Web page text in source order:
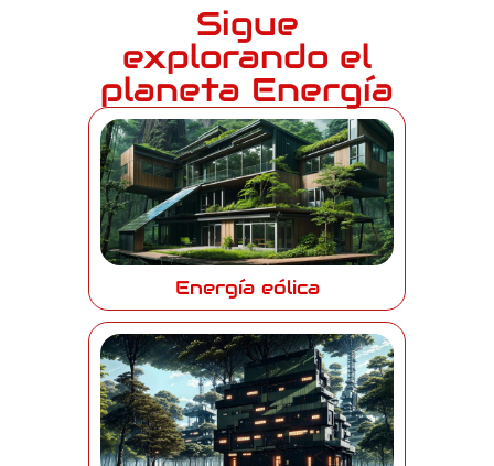
Sigue
explorando el
planeta Energía
Energía eólica